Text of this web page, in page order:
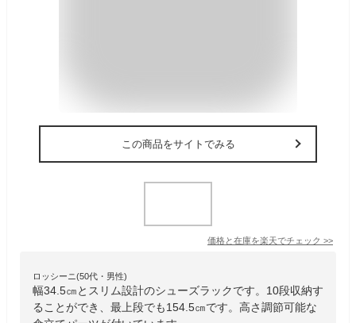
この商品をサイトでみる
価格と在庫を楽天でチェック >>
ロッシーニ(50代・男性)
幅34.5㎝とスリム設計のシューズラックです。10段収納す
ることができ、最上段でも154.5㎝です。高さ調節可能な